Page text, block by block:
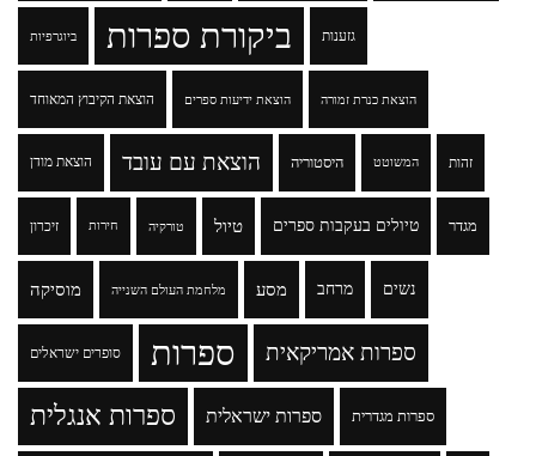
ביוגרפיות ביקורת ספרות גזענות
הוצאת הקיבוץ המאוחד הוצאת ידיעות ספרים הוצאת כנרת זמורה
הוצאת מודן הוצאת עם עובד היסטוריה המשוטט זהות
זיכרון חירות טורקיה טיול טיולים בעקבות ספרים מגדר
מוסיקה מלחמת העולם השנייה מסע מרחב נשים
סופרים ישראלים ספרות ספרות אמריקאית
ספרות אנגלית ספרות ישראלית ספרות מגדרית